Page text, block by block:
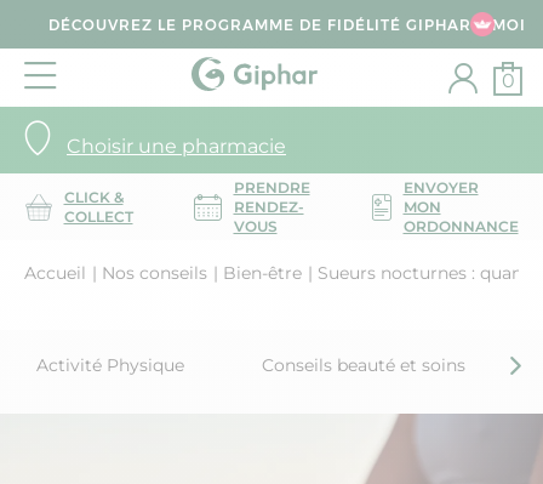
DÉCOUVREZ LE PROGRAMME DE FIDÉLITÉ GIPHAR & MOI
Choisir une pharmacie
0
CLICK &
COLLECT
PRENDRE
RENDEZ-
VOUS
ENVOYER
MON
ORDONNANCE
Accueil Nos conseils Bien-être Sueurs nocturnes : quand
Activité Physique Conseils beauté et soins